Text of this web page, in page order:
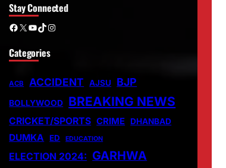
Stay Connected
Facebook X YouTube TikTok Instagram
Categories
ACB ACCIDENT AJSU BJP
BOLLYWOOD BREAKING NEWS
CRICKET/SPORTS CRIME DHANBAD
DUMKA ED EDUCATION
ELECTION 2024: GARHWA